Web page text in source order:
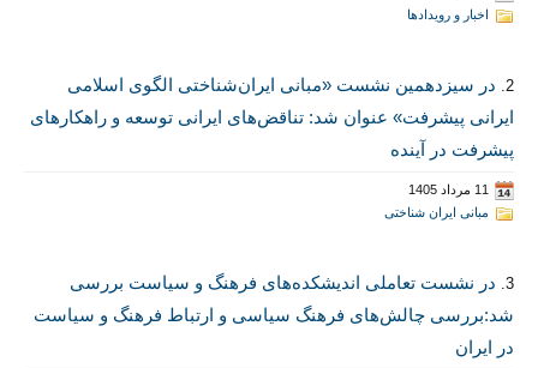
اخبار و رویدادها
2.
در سیزدهمین نشست «مبانی ایران‌شناختی الگوی اسلامی
ایرانی پیشرفت» عنوان شد: تناقض‌های ایرانی توسعه و راهکارهای
پیشرفت در آینده
11 مرداد 1405
مبانی ایران شناختی
3.
در نشست تعاملی اندیشکده‌های فرهنگ و سیاست بررسی
شد:بررسی چالش‌های فرهنگ سیاسی و ارتباط فرهنگ و سیاست
در ایران